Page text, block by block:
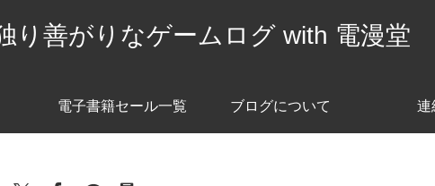
り善がりなゲームログ with 電漫堂
電子書籍セール一覧 ブログについて 連